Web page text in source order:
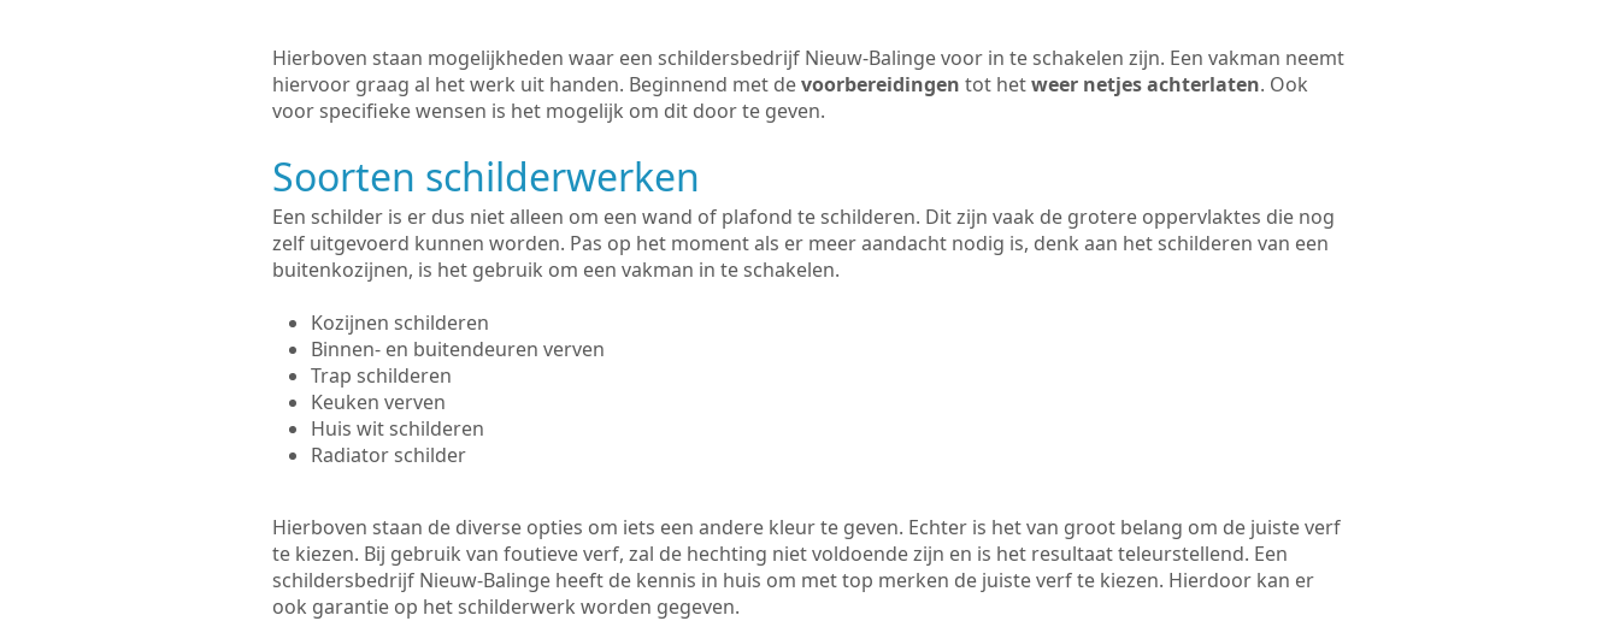
Hierboven staan mogelijkheden waar een schildersbedrijf Nieuw-Balinge voor in te schakelen zijn. Een vakman neemt
hiervoor graag al het werk uit handen. Beginnend met devoorbereidingen tot hetweer netjes achterlaten. Ook
voor specifieke wensen is het mogelijk om dit door te geven.
Soorten schilderwerken
Een schilder is er dus niet alleen om een wand of plafond te schilderen. Dit zijn vaak de grotere oppervlaktes die nog
zelf uitgevoerd kunnen worden. Pas op het moment als er meer aandacht nodig is, denk aan het schilderen van een
buitenkozijnen, is het gebruik om een vakman in te schakelen.
Kozijnen schilderen
Binnen- en buitendeuren verven
Trap schilderen
Keuken verven
Huis wit schilderen
Radiator schilder
Hierboven staan de diverse opties om iets een andere kleur te geven. Echter is het van groot belang om de juiste verf
te kiezen. Bij gebruik van foutieve verf, zal de hechting niet voldoende zijn en is het resultaat teleurstellend. Een
schildersbedrijf Nieuw-Balinge heeft de kennis in huis om met top merken de juiste verf te kiezen. Hierdoor kan er
ook garantie op het schilderwerk worden gegeven.